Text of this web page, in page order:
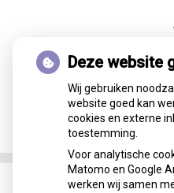
Deze website
Wij gebruiken
website goed kan
cookies en externe
toestemming.
Voor analytische
Matomo en Google
werken wij samen